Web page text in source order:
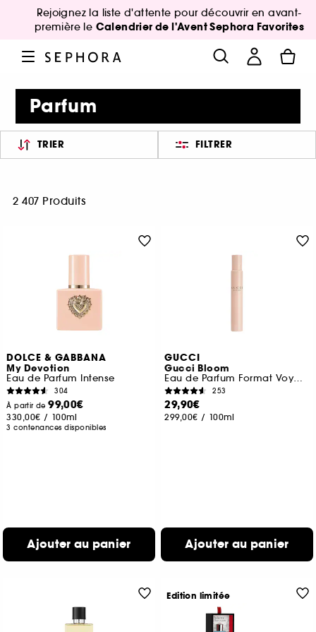
Rejoignez la liste d'attente pour découvrir en avant-
première le Calendrier de l'Avent Sephora Favorites
Parfum
TRIER FILTRER
2 407 Produits
DOLCE & GABBANA
My Devotion
Eau de Parfum Intense
304
À partir de99,00€
330,00€ / 100ml
3 contenances disponibles
Ajouter au panier
GUCCI
Gucci Bloom
Eau de Parfum Format Voyage
253
29,90€
299,00€ / 100ml
Ajouter au panier
Edition limitée